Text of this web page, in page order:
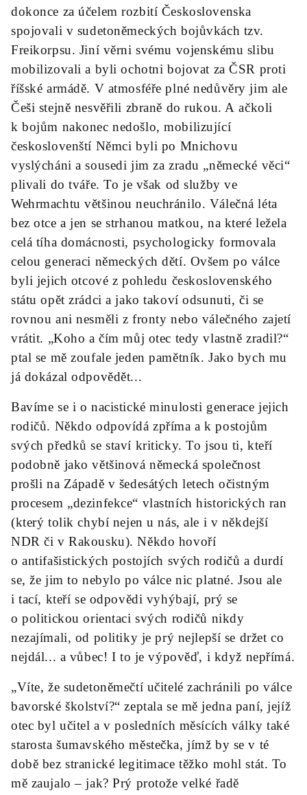
dokonce za účelem rozbití Československa
spojovali v sudetoněmeckých bojůvkách tzv.
Freikorpsu. Jiní věrni svému vojenskému slibu
mobilizovali a byli ochotni bojovat za ČSR proti
říšské armádě. V atmosféře plné nedůvěry jim ale
Češi stejně nesvěřili zbraně do rukou. A ačkoli
k bojům nakonec nedošlo, mobilizující
českoslovenští Němci byli po Mnichovu
vyslýcháni a sousedi jim za zradu „německé věci“
plivali do tváře. To je však od služby ve
Wehrmachtu většinou neuchránilo. Válečná léta
bez otce a jen se strhanou matkou, na které ležela
celá tíha domácnosti, psychologicky formovala
celou generaci německých dětí. Ovšem po válce
byli jejich otcové z pohledu československého
státu opět zrádci a jako takoví odsunuti, či se
rovnou ani nesměli z fronty nebo válečného zajetí
vrátit. „Koho a čím můj otec tedy vlastně zradil?“
ptal se mě zoufale jeden pamětník. Jako bych mu
já dokázal odpovědět...
Bavíme se i o nacistické minulosti generace jejich
rodičů. Někdo odpovídá zpříma a k postojům
svých předků se staví kriticky. To jsou ti, kteří
podobně jako většinová německá společnost
prošli na Západě v šedesátých letech očistným
procesem „dezinfekce“ vlastních historických ran
(který tolik chybí nejen u nás, ale i v někdejší
NDR či v Rakousku). Někdo hovoří
o antifašistických postojích svých rodičů a durdí
se, že jim to nebylo po válce nic platné. Jsou ale
i tací, kteří se odpovědi vyhýbají, prý se
o politickou orientaci svých rodičů nikdy
nezajímali, od politiky je prý nejlepší se držet co
nejdál... a vůbec! I to je výpověď, i když nepřímá.
„Víte, že sudetoněmečtí učitelé zachránili po válce
bavorské školství?“ zeptala se mě jedna paní, jejíž
otec byl učitel a v posledních měsících války také
starosta šumavského městečka, jímž by se v té
době bez stranické legitimace těžko mohl stát. To
mě zaujalo – jak? Prý protože velké řadě